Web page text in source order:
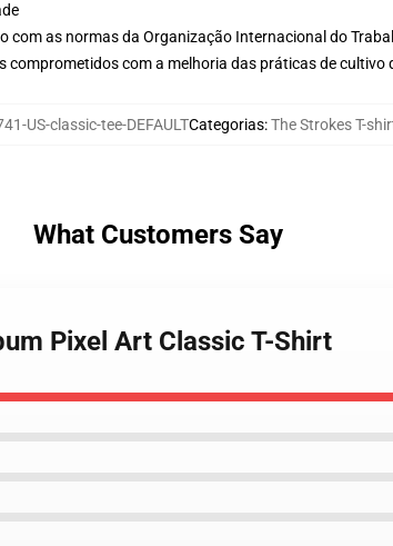
com as normas da Organização Internacional do
com a melhoria das práticas de cultivo
US-classic-tee-DEFAULTCategorias:The Strokes T-
What Customers Say
Pixel Art Classic T-Shirt